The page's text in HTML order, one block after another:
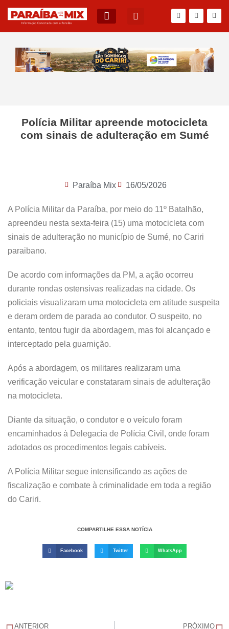
Polícia Militar apreende motocicleta
com sinais de adulteração em Sumé
Paraíba Mix 16/05/2026
A Polícia Militar da Paraíba, por meio do 11º Batalhão,
apreendeu nesta sexta-feira (15) uma motocicleta com
sinais de adulteração no município de Sumé, no Cariri
paraibano.
De acordo com informações da PM, a ação ocorreu
durante rondas ostensivas realizadas na cidade. Os
policiais visualizaram uma motocicleta em atitude suspeita
e deram ordem de parada ao condutor. O suspeito, no
entanto, tentou fugir da abordagem, mas foi alcançado e
interceptado pela guarnição.
Após a abordagem, os militares realizaram uma
verificação veicular e constataram sinais de adulteração
na motocicleta.
Diante da situação, o condutor e o veículo foram
encaminhados à Delegacia de Polícia Civil, onde foram
adotados os procedimentos legais cabíveis.
A Polícia Militar segue intensificando as ações de
fiscalização e combate à criminalidade em toda a região
do Cariri.
COMPARTILHE ESSA NOTÍCIA
Facebook Twitter WhatsApp
ANTERIOR PRÓXIMO